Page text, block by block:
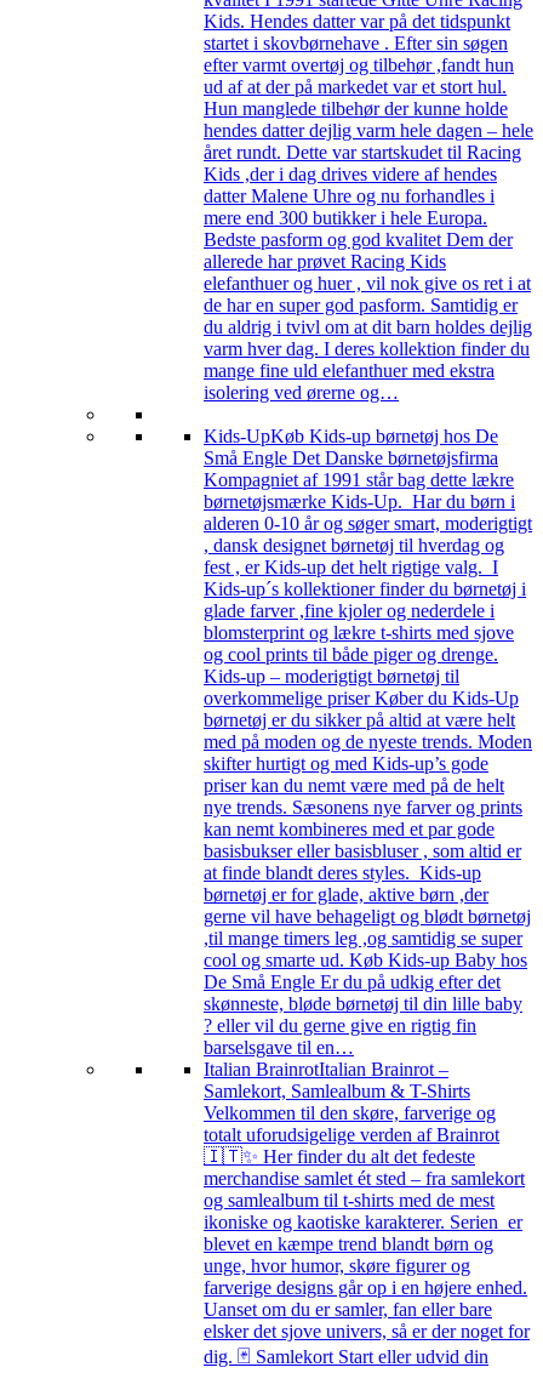
Kids. Hendes datter var på det tidspunkt
startet i skovbørnehave . Efter sin søgen
efter varmt overtøj og tilbehør ,fandt hun
ud af at der på markedet var et stort hul.
Hun manglede tilbehør der kunne holde
hendes datter dejlig varm hele dagen – hele
året rundt. Dette var startskudet til Racing
Kids ,der i dag drives videre af hendes
datter Malene Uhre og nu forhandles i
mere end 300 butikker i hele Europa.
Bedste pasform og god kvalitet Dem der
allerede har prøvet Racing Kids
elefanthuer og huer , vil nok give os ret i at
de har en super god pasform. Samtidig er
du aldrig i tvivl om at dit barn holdes dejlig
varm hver dag. I deres kollektion finder du
mange fine uld elefanthuer med ekstra
isolering ved ørerne og…
Kids-UpKøb Kids-up børnetøj hos De
Små Engle Det Danske børnetøjsfirma
Kompagniet af 1991 står bag dette lækre
børnetøjsmærke Kids-Up. Har du børn i
alderen 0-10 år og søger smart, moderigtigt
, dansk designet børnetøj til hverdag og
fest , er Kids-up det helt rigtige valg. I
Kids-up´s kollektioner finder du børnetøj i
glade farver ,fine kjoler og nederdele i
blomsterprint og lækre t-shirts med sjove
og cool prints til både piger og drenge.
Kids-up – moderigtigt børnetøj til
overkommelige priser Køber du Kids-Up
børnetøj er du sikker på altid at være helt
med på moden og de nyeste trends. Moden
skifter hurtigt og med Kids-up’s gode
priser kan du nemt være med på de helt
nye trends. Sæsonens nye farver og prints
kan nemt kombineres med et par gode
basisbukser eller basisbluser , som altid er
at finde blandt deres styles. Kids-up
børnetøj er for glade, aktive børn ,der
gerne vil have behageligt og blødt børnetøj
,til mange timers leg ,og samtidig se super
cool og smarte ud. Køb Kids-up Baby hos
De Små Engle Er du på udkig efter det
skønneste, bløde børnetøj til din lille baby
? eller vil du gerne give en rigtig fin
barselsgave til en…
Italian BrainrotItalian Brainrot –
Samlekort, Samlealbum & T-Shirts
Velkommen til den skøre, farverige og
totalt uforudsigelige verden af Brainrot
🇮🇹✨ Her finder du alt det fedeste
merchandise samlet ét sted – fra samlekort
og samlealbum til t-shirts med de mest
ikoniske og kaotiske karakterer. Serien er
blevet en kæmpe trend blandt børn og
unge, hvor humor, skøre figurer og
farverige designs går op i en højere enhed.
Uanset om du er samler, fan eller bare
elsker det sjove univers, så er der noget for
dig. 🃏 Samlekort Start eller udvid din